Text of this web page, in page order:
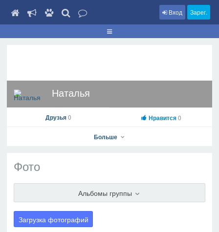
Вход Зарег.
Наталья
Наталья
Друзья0 Нравится0
Больше
Фото
Альбомы группы
Загрузка фотографий